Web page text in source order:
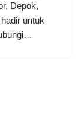
Depok,
untuk